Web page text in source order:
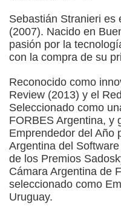
Sebastián Stranieri es
(2007). Nacido en
pasión por la
con la compra de su
Reconocido como
Review (2013) y el
Seleccionado como
FORBES Argentina, y
Emprendedor del Año
Argentina del
de los Premios
Cámara Argentina de
seleccionado como
Uruguay.